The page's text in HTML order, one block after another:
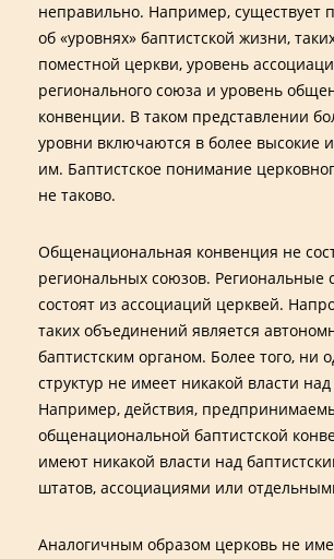
неправильно. Например, существует
об «уровнях» баптистской жизни,
поместной церкви, уровень
регионального союза и уровень
конвенции. В таком представлении
уровни включаются в более высокие
им. Баптистское понимание
не таково.
Общенациональная конвенция не
региональных союзов. Региональные
состоят из ассоциаций церквей.
таких объединений является
баптистским органом. Более того, ни
структур не имеет никакой власти
Например, действия,
общенациональной баптистской
имеют никакой власти над
штатов, ассоциациями или
Аналогичным образом церковь не